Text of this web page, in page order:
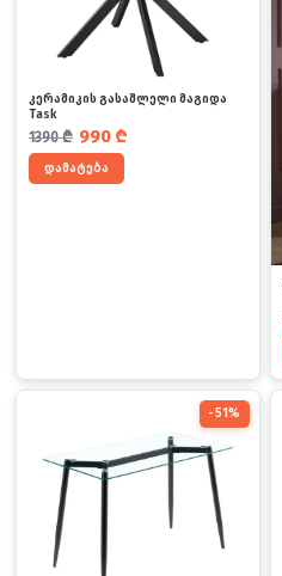
1390₾
საწყისი ფასი იყო: 1390 ₾.
990 ₾
მიმდინარე ფასია: 990 ₾.
კერამიკის გასაშლელი მაგიდა
Task
დამატება
-51%